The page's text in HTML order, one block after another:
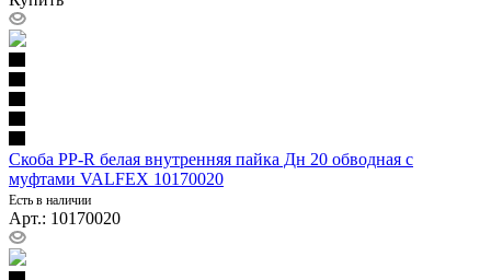
Скоба PP-R белая внутренняя пайка Дн 20 обводная с
муфтами VALFEX 10170020
Есть в наличии
Арт.: 10170020